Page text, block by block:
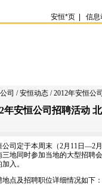
安恒*页 信息
司 /安恒动态 / 2012年安恒公
年安恒公司招聘活动
公司定于本周末（2月11日—2月
三地同时参加当地的大型招聘
入。
地点及招聘职位详细情况如下：